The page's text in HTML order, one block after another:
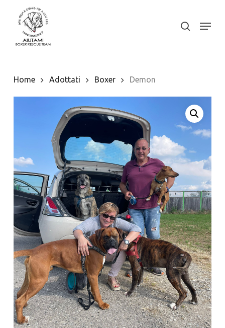
content
search
Menu
Home Adottati Boxer Demon
Close